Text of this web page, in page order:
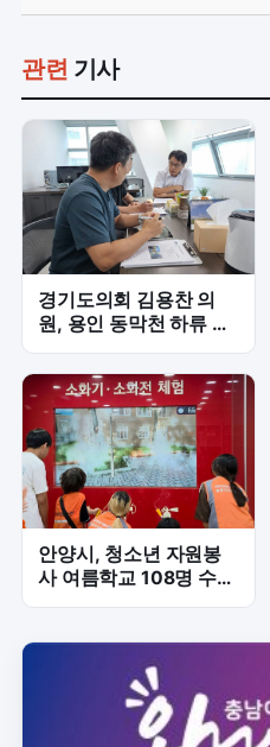
관련 기사
경기도의회 김용찬 의
원, 용인 동막천 하류 재
해위험 해소 위한 하천정
비 속도전
안양시, 청소년 자원봉
사 여름학교 108명 수
료…나눔 가치 배우다